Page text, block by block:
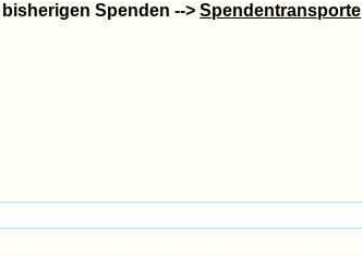
Spenden --> Spendentransporte